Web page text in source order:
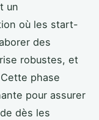
un
où les start-
des
robustes, et
phase
pour assurer
dès les